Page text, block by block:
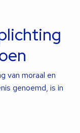
van moraal en
genoemd, is in